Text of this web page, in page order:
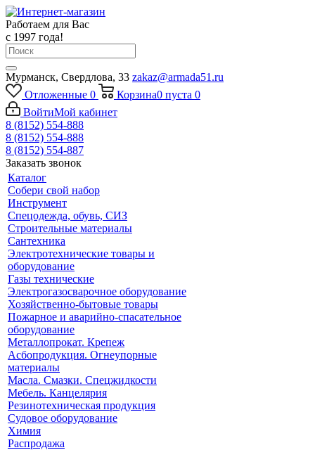
Работаем для Вас
с 1997 года!
Мурманск, Свердлова, 33 zakaz@armada51.ru
Отложенные 0 Корзина0 пуста 0
ВойтиМой кабинет
8 (8152) 554-888
8 (8152) 554-888
8 (8152) 554-887
Заказать звонок
Каталог
Собери свой набор
Инструмент
Спецодежда, обувь, СИЗ
Строительные материалы
Сантехника
Электротехнические товары и
оборудование
Газы технические
Электрогазосварочное оборудование
Хозяйственно-бытовые товары
Пожарное и аварийно-спасательное
оборудование
Металлопрокат. Крепеж
Асбопродукция. Огнеупорные
материалы
Масла. Смазки. Спецжидкости
Мебель. Канцелярия
Резинотехническая продукция
Судовое оборудование
Химия
Распродажа